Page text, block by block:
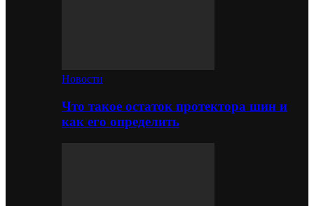
Новости
Что такое остаток протектора шин и
как его определить